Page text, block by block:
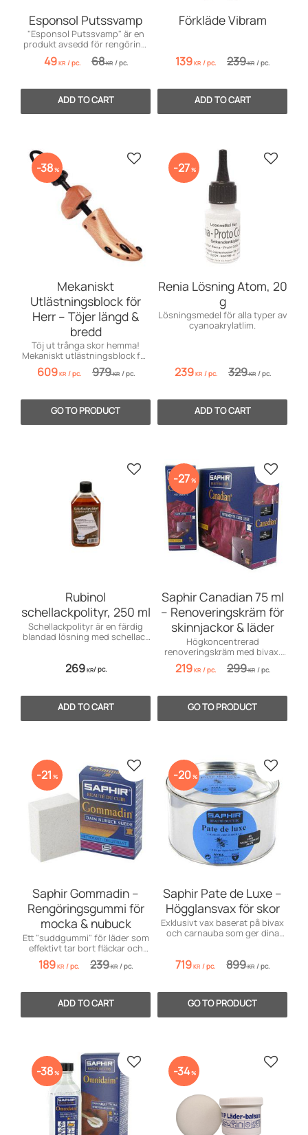
Esponsol Putssvamp
"Esponsol Putssvamp" är en
produkt avsedd för rengöring,
smörjning och putsning av
läder.
49KR /pc. 68KR /pc.
Förkläde Vibram
139KR /pc. 239KR /pc.
Mekaniskt
Utlästningsblock för
Herr – Töjer längd &
bredd
Töj ut trånga skor hemma!
Mekaniskt utlästningsblock för
herr som justerar både längd
och bredd.
609KR /pc. 979KR /pc.
38% Add to favorites
Renia Lösning Atom, 20
g
Lösningsmedel för alla typer av
cyanoakrylatlim.
239KR /pc. 329KR /pc.
27% Add to
Rubinol
schellackpolityr, 250 ml
Schellackpolityr är en färdig
blandad lösning med schellack
269KR/pc.
Add to favorites
Saphir Canadian 75 ml
– Renoveringskräm för
skinnjackor & läder
Högkoncentrerad
renoveringskräm med bivax.
Rengör, mjukgör, återfärgar
och impregnerar läder.
219KR /pc. 299KR /pc.
27% Add to
Saphir Gommadin –
Rengöringsgummi för
mocka & nubuck
Ett "suddgummi" för läder som
effektivt tar bort fläckar och
återställer ytan på mocka och
nubuck.
189KR /pc. 239KR /pc.
21 % Add to favorites
Saphir Pate de Luxe –
Högglansvax för skor
Exklusivt vax baserat på bivax
och carnauba som ger dina
719KR /pc. 899KR /pc.
20% Add to
38% Add to favorites
34% Add to